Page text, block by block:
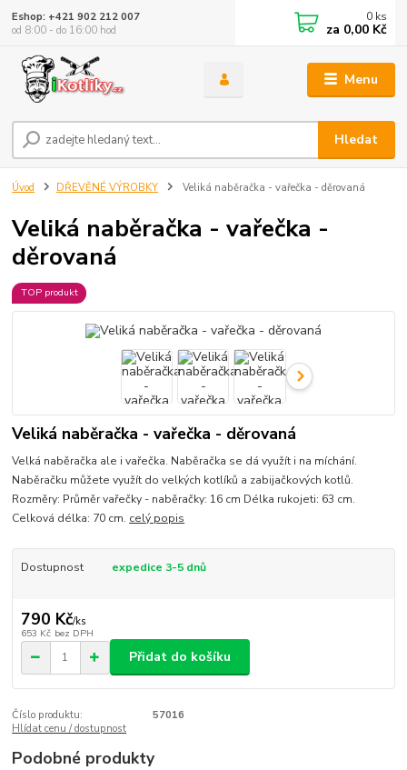
Menu
Hledat
Eshop: +421 902 212 007
od 8:00 - do 16:00 hod
0 ks
za 0,00 Kč
Úvod DŘEVĚNÉ VÝROBKY Veliká naběračka - vařečka - děrovaná
Veliká naběračka - vařečka -
děrovaná
TOP produkt
Veliká naběračka - vařečka - děrovaná
Velká naběračka ale i vařečka. Naběračka se dá využít i na míchání.
Naběračku můžete využít do velkých kotlíků a zabijačkových kotlů.
Rozměry: Průměr vařečky - naběračky: 16 cm Délka rukojeti: 63 cm.
Celková délka: 70 cm. celý popis
Dostupnost expedice 3-5 dnů
790 Kč/ks
653 Kč bez DPH
Přidat do košíku
Číslo produktu:
57016
Hlídat cenu / dostupnost
Podobné produkty